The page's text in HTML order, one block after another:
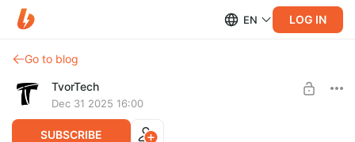
EN LOG IN
Go to blog
TvorTech
Dec 31 2025 16:00
SUBSCRIBE